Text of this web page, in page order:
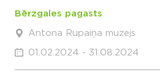
Bērzgales pagasts
Antona Rupaiņa muzejs
01.02.2024 - 31.08.2024